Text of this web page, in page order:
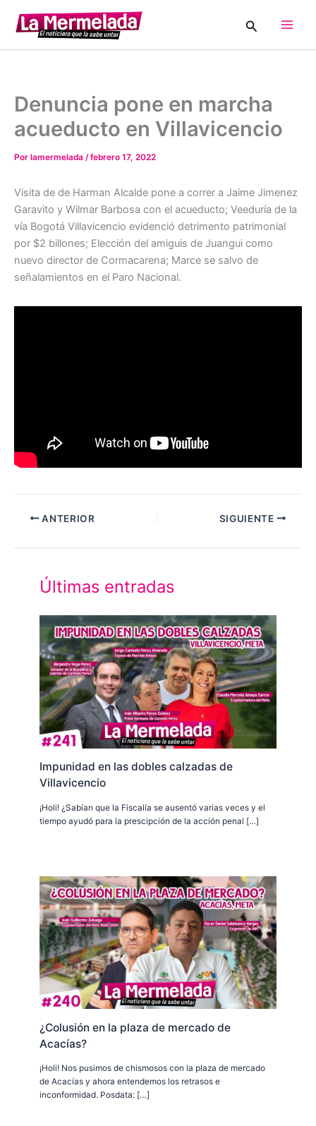
contenido
Buscar
Denuncia pone en marcha
acueducto en Villavicencio
Por lamermelada /febrero 17, 2022
Visita de de Harman Alcalde pone a correr a Jaime Jimenez
Garavito y Wilmar Barbosa con el acueducto; Veeduría de la
vía Bogotá Villavicencio evidenció detrimento patrimonial
por $2 billones; Elección del amiguis de Juangui como
nuevo director de Cormacarena; Marce se salvo de
señalamientos en el Paro Nacional.
ANTERIOR SIGUIENTE
Últimas entradas
Impunidad en las dobles calzadas de
Villavicencio
¡Holi! ¿Sabían que la Fiscalía se ausentó varias veces y el
tiempo ayudó para la prescipción de la acción penal […]
¿Colusión en la plaza de mercado de
Acacías?
¡Holi! Nos pusimos de chismosos con la plaza de mercado
de Acacías y ahora entendemos los retrasos e
inconformidad. Posdata: […]